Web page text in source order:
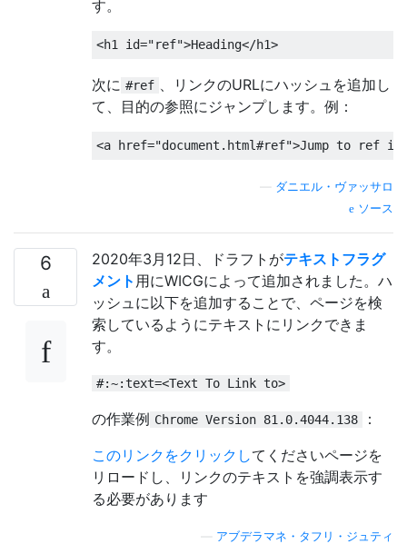
す。
<h1 id="ref">Heading</h1>
次に #ref
、リンクのURLにハッシュを追加し
て、目的の参照にジャンプします。例：
<a href="document.html#ref">Jump to ref in
ダニエル・ヴァッサロ
ソース
6 2020年3月12日、ドラフトがテキストフラグ
メント 用にWICGによって追加されました。ハ
ッシュに以下を追加することで、ページを検
索しているようにテキストにリンクできま
す。
#:~:text=<Text To Link to>
の作業例 Chrome Version 81.0.4044.138
：
このリンクをクリックしてくださいページを
リロードし、リンクのテキストを強調表示す
る必要があります
アブデラマネ・タフリ・ジュティ